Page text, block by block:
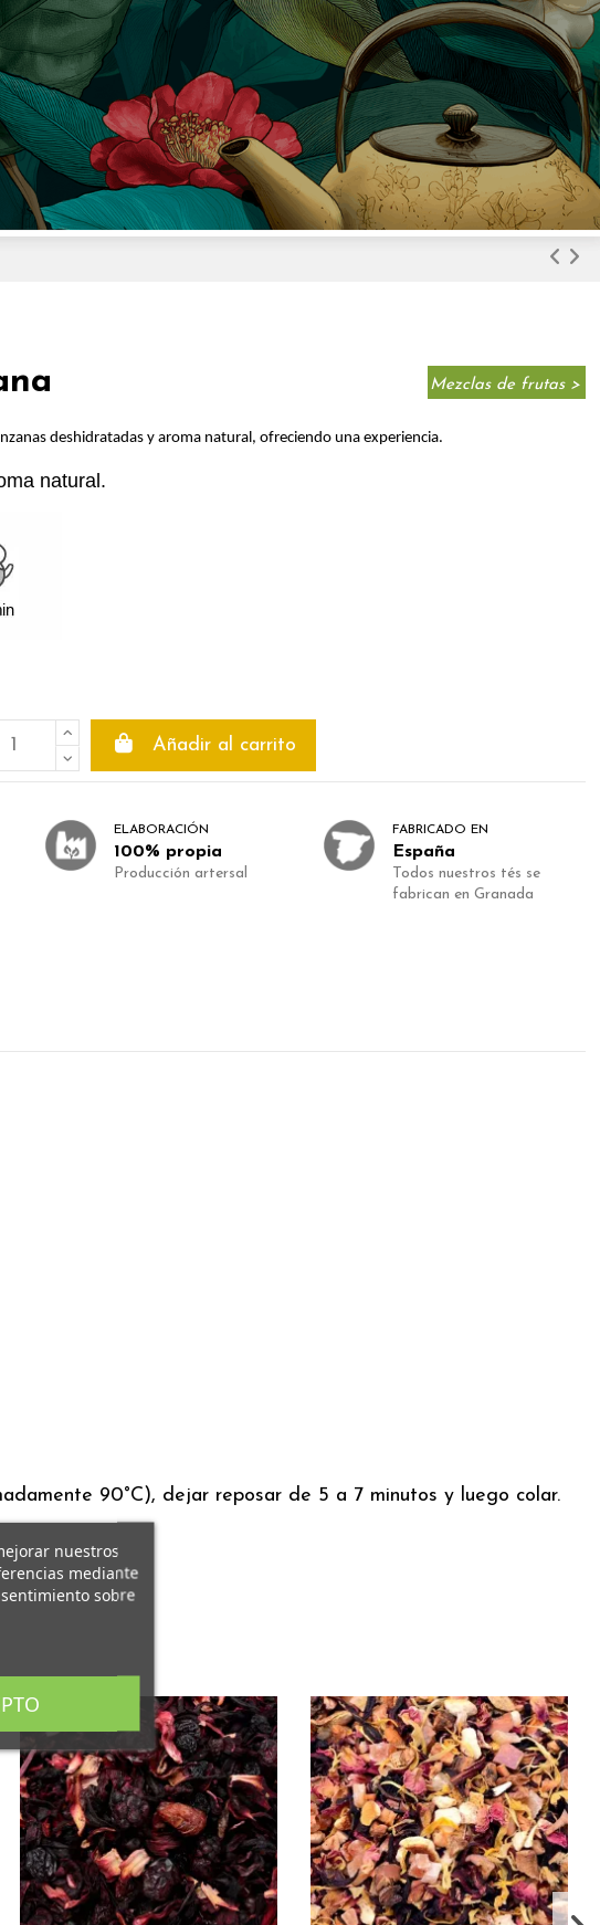
Mezclas de frutas >
deshidratadas y aroma natural, ofreciendo una experiencia.
natural.
Añadir al carrito
ELABORACIÓN
100% propia
Producción artersal
FABRICADO EN
España
Todos nuestros tés se
fabrican en Granada
90°C), dejar reposar de 5 a 7 minutos y luego colar.
nuestros
mediante
sobre